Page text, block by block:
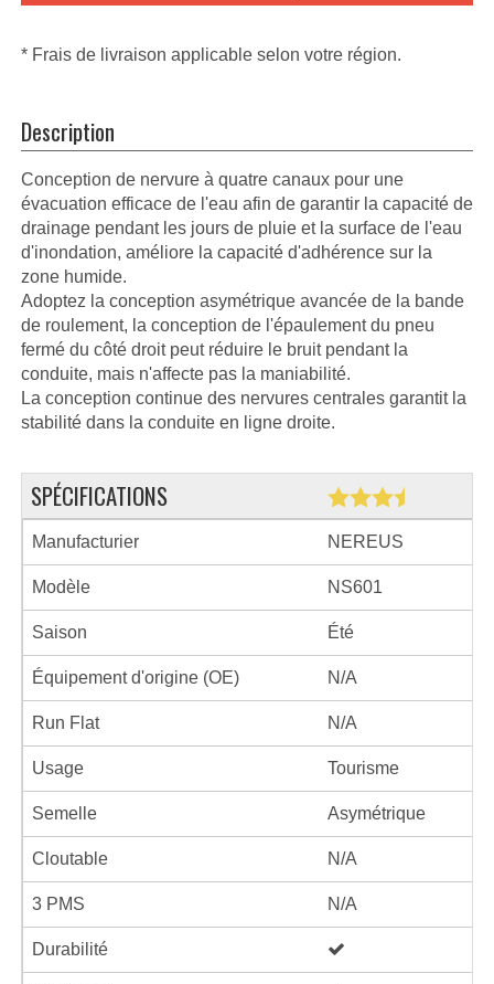
* Frais de livraison applicable selon votre région.
Description
Conception de nervure à quatre canaux pour une
évacuation efficace de l'eau afin de garantir la capacité de
drainage pendant les jours de pluie et la surface de l'eau
d'inondation, améliore la capacité d'adhérence sur la
zone humide.
Adoptez la conception asymétrique avancée de la bande
de roulement, la conception de l'épaulement du pneu
fermé du côté droit peut réduire le bruit pendant la
conduite, mais n'affecte pas la maniabilité.
La conception continue des nervures centrales garantit la
stabilité dans la conduite en ligne droite.
SPÉCIFICATIONS
Manufacturier NEREUS
Modèle NS601
Saison Été
Équipement d'origine (OE) N/A
Run Flat N/A
Usage Tourisme
Semelle Asymétrique
Cloutable N/A
3 PMS N/A
Durabilité